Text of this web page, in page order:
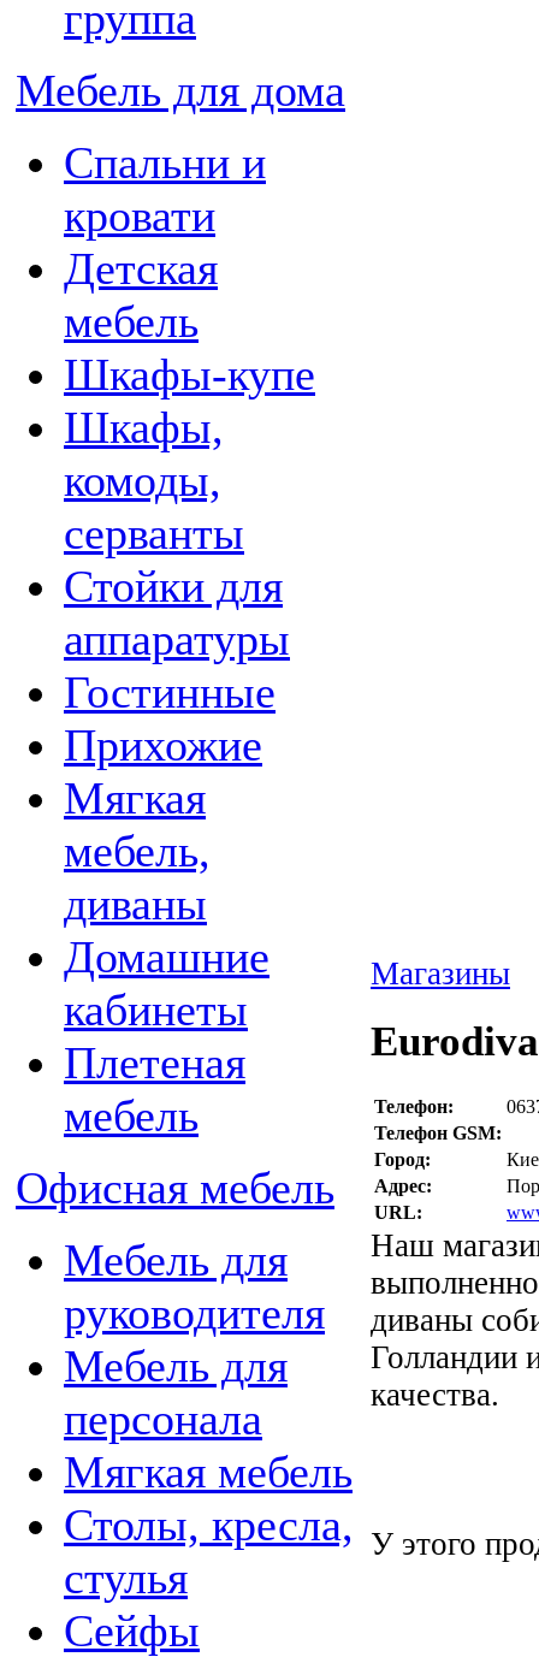
группа
Мебель для дома
Спальни и
кровати
Детская
мебель
Шкафы-купе
Шкафы,
комоды,
серванты
Стойки для
аппаратуры
Гостинные
Прихожие
Мягкая
мебель,
диваны
Домашние
кабинеты
Плетеная
мебель
Офисная мебель
Мебель для
руководителя
Мебель для
персонала
Мягкая мебель
Столы, кресла,
стулья
Сейфы
Магазины
Телефон:
Телефон GSM:
Город:
Адрес:
URL:
Наш
диваны
Голландии
качества.
У этого